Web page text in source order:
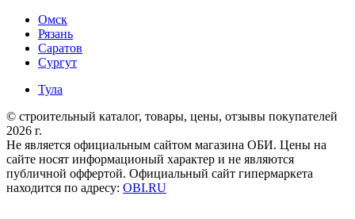
Омск
Рязань
Саратов
Сургут
Тула
© строительный каталог, товары, цены, отзывы покупателей
2026 г.
Не является официальным сайтом магазина ОБИ. Цены на
сайте носят информационый характер и не являются
публичной оффертой. Официальный сайт гипермаркета
находится по адресу: OBI.RU